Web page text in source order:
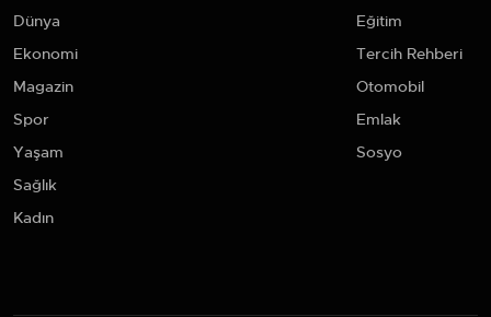
Dünya
Ekonomi
Magazin
Spor
Yaşam
Sağlık
Kadın
Eğitim
Tercih Rehberi
Otomobil
Emlak
Sosyo